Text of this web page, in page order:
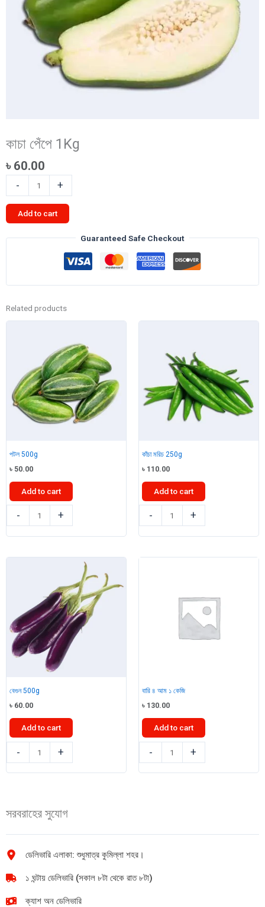
কাচা পেঁপে 1Kg
৳ 60.00
-
পেঁপে
1Kg
quantity
+
Add to cart
Guaranteed Safe Checkout
Related products
পটল 500g
৳ 50.00
Add to cart
-
500g
quantity
+
কাঁচা মরিচ 250g
৳ 110.00
Add to cart
-
মরিচ
250g
+
বেগুন 500g
৳ 60.00
Add to cart
-
500g
quantity
+
বারি ৪ আম ১ কেজি
৳ 130.00
Add to cart
-
৪
আম
+
সরবরাহের সুযোগ
ডেলিভারি এলাকা: শুধুমাত্র কুমিল্লা শহর।
১ ঘন্টায় ডেলিভারি (সকাল ৮টা থেকে রাত ৮টা)
ক্যাশ অন ডেলিভারি